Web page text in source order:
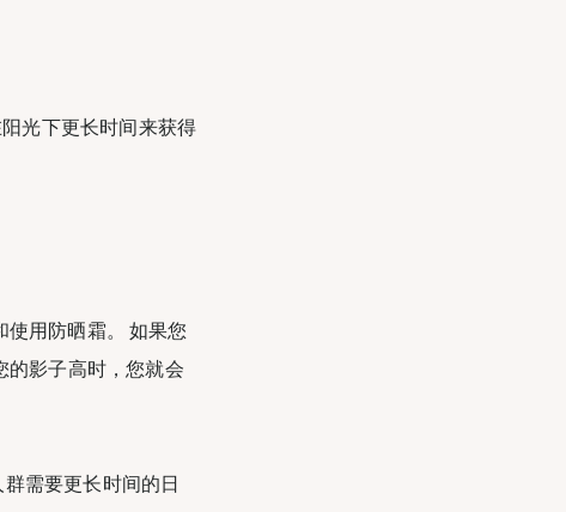
光下更长时间来获得
用防晒霜。 如果您
的影子高时，您就会
需要更长时间的日